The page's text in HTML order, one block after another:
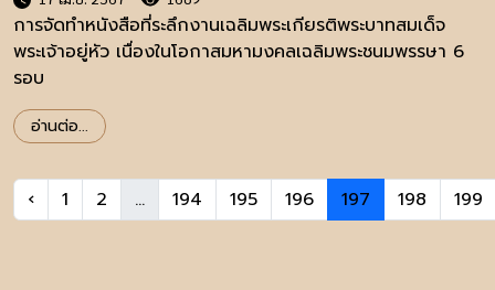
การจัดทำหนังสือที่ระลึกงานเฉลิมพระเกียรติพระบาทสมเด็จ
พระเจ้าอยู่หัว เนื่องในโอกาสมหามงคลเฉลิมพระชนมพรรษา 6
รอบ
อ่านต่อ...
‹ 1 2 ... 194 195 196 197 198 199